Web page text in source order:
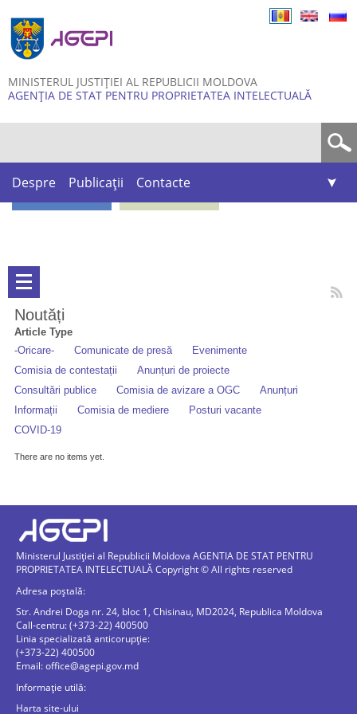
MINISTERUL JUSTIȚIEI AL REPUBLICII MOLDOVA
AGENȚIA DE STAT PENTRU PROPRIETATEA INTELECTUALĂ
Despre Publicații Contacte
Noutăți
Article Type
-Oricare-
Comunicate de presă
Evenimente
Comisia de contestații
Anunțuri de proiecte
Consultări publice
Comisia de avizare a OGC
Anunțuri
Informații
Comisia de mediere
Posturi vacante
COVID-19
There are no items yet.
Ministerul Justiției al Republicii Moldova AGENTIA DE STAT PENTRU
PROPRIETATEA INTELECTUALĂ Copyright © All rights reserved
Adresa poștală:
Str. Andrei Doga nr. 24, bloc 1, Chisinau, MD2024, Republica Moldova
Call-centru: (+373-22) 400500
Linia specializată anticorupție:
(+373-22) 400500
Email:office@agepi.gov.md
Informație utilă:
Harta site-ului